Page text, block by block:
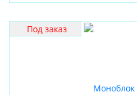
Под заказ